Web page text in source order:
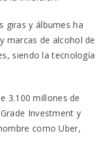
giras y álbumes ha
marcas de alcohol de
siendo la tecnología
3.100 millones de
Investment y
como Uber,